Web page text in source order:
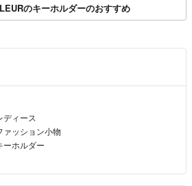
のキーホルダーのおすすめ
ィース
ッション小物
ホルダー